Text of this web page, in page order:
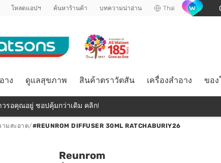
โหลดแอปฯ ค้นหาร้านค้า บทความน่าอ่าน Thai
าง ดูแลสุขภาพ สินค้าตราวัตสัน เครื่องสำอาง ของ
รอคุณอยู่ ชอปคุ้มกว่าเดิม คลิก!
มสะอาด/#REUNROM DIFFUSER 30ML RATCHABURIY26
Reunrom